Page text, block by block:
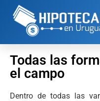
Todas las
el campo
Dentro de todas las